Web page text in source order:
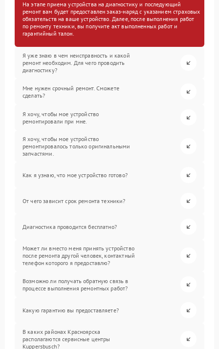
На этапе приема устройства на диагностику и последующий
ремонт вам будет предоставлен заказ-наряд с указанием страховых
обязательств на ваше устройство. Далее, после выполнения работ
по ремонту техники, вы получите акт выполненных работ и
гарантийный талон.
Я уже знаю в чем неисправность и какой
ремонт необходим. Для чего проводить
диагностику?
Мне нужен срочный ремонт. Сможете
сделать?
Я хочу, чтобы мое устройство
ремонтировали при мне.
Я хочу, чтобы мое устройство
ремонтировалось только оригинальными
запчастями.
Как я узнаю, что мое устройство готово?
От чего зависит срок ремонта техники?
Диагностика проводится бесплатно?
Может ли вместо меня принять устройство
после ремонта другой человек, контактный
телефон которого я предоставлю?
Возможно ли получать обратную связь в
процессе выполнения ремонтных работ?
Какую гарантию вы предоставляете?
В каких районах Красноярска
располагаются сервисные центры
Kuppersbusch?